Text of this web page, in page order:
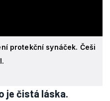
protekční synáček. Češi
je čistá láska.